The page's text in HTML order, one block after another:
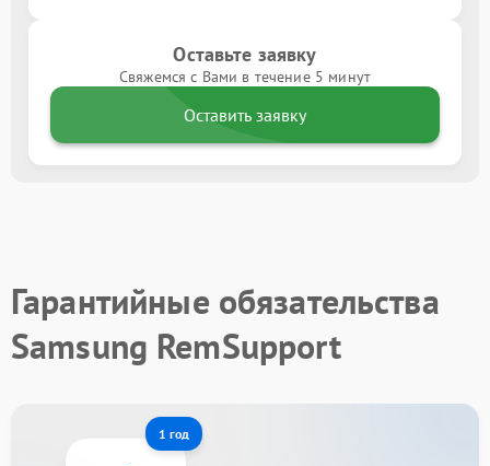
Оставьте заявку
Свяжемся с Вами в течение 5 минут
Оставить заявку
Гарантийные обязательства
Samsung RemSupport
1 год